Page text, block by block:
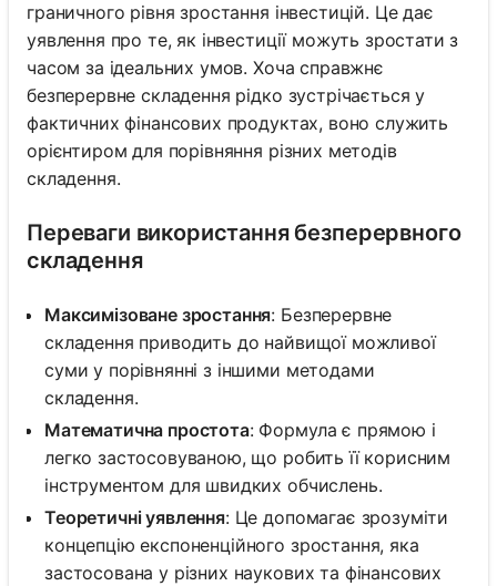
граничного рівня зростання інвестицій. Це дає
уявлення про те, як інвестиції можуть зростати з
часом за ідеальних умов. Хоча справжнє
безперервне складення рідко зустрічається у
фактичних фінансових продуктах, воно служить
орієнтиром для порівняння різних методів
складення.
Переваги використання безперервного
складення
Максимізоване зростання: Безперервне
складення приводить до найвищої можливої
суми у порівнянні з іншими методами
складення.
Математична простота: Формула є прямою і
легко застосовуваною, що робить її корисним
інструментом для швидких обчислень.
Теоретичні уявлення: Це допомагає зрозуміти
концепцію експоненційного зростання, яка
застосована у різних наукових та фінансових